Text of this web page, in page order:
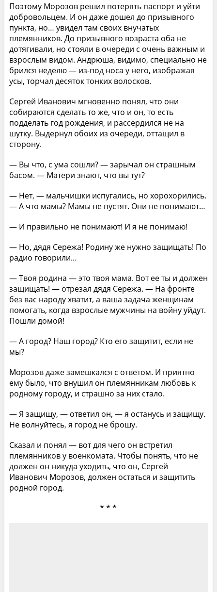
Поэтому Морозов решил потерять паспорт и уйти
добровольцем. И он даже дошел до призывного
пункта, но… увидел там своих внучатых
племянников. До призывного возраста оба не
дотягивали, но стояли в очереди с очень важным и
взрослым видом. Андрюша, видимо, специально не
брился неделю — из-под носа у него, изображая
усы, торчал десяток тонких волосков.
Сергей Иванович мгновенно понял, что они
собираются сделать то же, что и он, то есть
подделать год рождения, и рассердился не на
шутку. Выдернул обоих из очереди, оттащил в
сторону.
— Вы что, с ума сошли? — зарычал он страшным
басом. — Матери знают, что вы тут?
— Нет, — мальчишки испугались, но хорохорились.
— А что мамы? Мамы не пустят. Они не понимают…
— И правильно не понимают! И я не понимаю!
— Но, дядя Сережа! Родину же нужно защищать! По
радио говорили…
— Твоя родина — это твоя мама. Вот ее ты и должен
защищать! — отрезал дядя Сережа. — На фронте
без вас народу хватит, а ваша задача женщинам
помогать, когда взрослые мужчины на войну уйдут.
Пошли домой!
— А город? Наш город? Кто его защитит, если не
мы?
Морозов даже замешкался с ответом. И приятно
ему было, что внушил он племянникам любовь к
родному городу, и страшно за них стало.
— Я защищу, — ответил он, — я останусь и защищу.
Не волнуйтесь, я город не брошу.
Сказал и понял — вот для чего он встретил
племянников у военкомата. Чтобы понять, что не
должен он никуда уходить, что он, Сергей
Иванович Морозов, должен остаться и защитить
родной город.
* * *